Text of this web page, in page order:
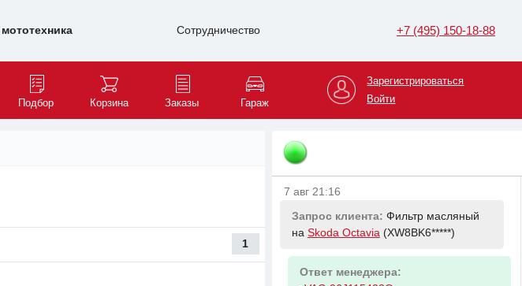
Сотрудничество +7 (495) 150-18-88
Подбор Корзина Заказы Гараж
Зарегистрироваться
Войти
1
Амортизатор
(X7LHSR*****)
Ответ менеджера:
RENAULT 543026656R Амортизатор
16V K4M. 1.5dCi K9K
7 авг 21:16
Запрос клиента: Фильтр масляный
на Skoda Octavia (XW8BK6*****)
Ответ менеджера: